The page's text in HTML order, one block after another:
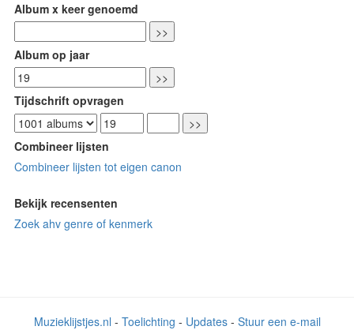
Album x keer genoemd
Album op jaar
Tijdschrift opvragen
Combineer lijsten
Combineer lijsten tot eigen canon
Bekijk recensenten
Zoek ahv genre of kenmerk
Muzieklijstjes.nl - Toelichting - Updates- Stuur een e-mail